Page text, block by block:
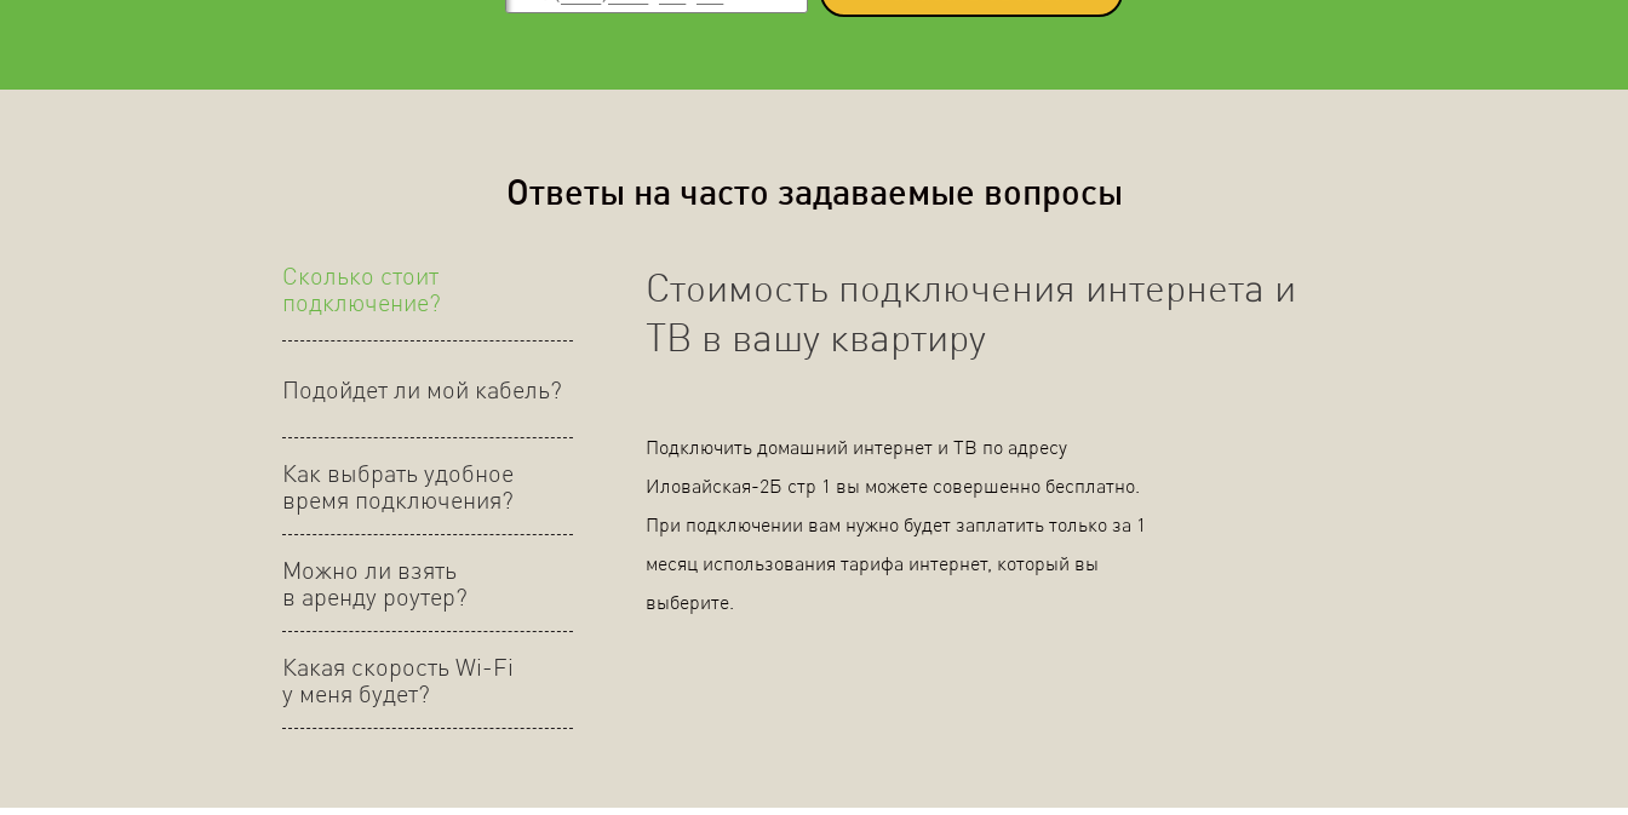
Ответы на часто задаваемые вопросы
Сколько стоит
подключение?
Подойдет ли мой кабель?
Как выбрать удобное
время подключения?
Можно ли взять
в аренду роутер?
Какая скорость Wi-Fi
у меня будет?
Стоимость подключения интернета и
ТВ в вашу квартиру
Подключить домашний интернет и ТВ по адресу
Иловайская-2Б стр 1 вы можете совершенно бесплатно.
При подключении вам нужно будет заплатить только за 1
месяц использования тарифа интернет, который вы
выберите.